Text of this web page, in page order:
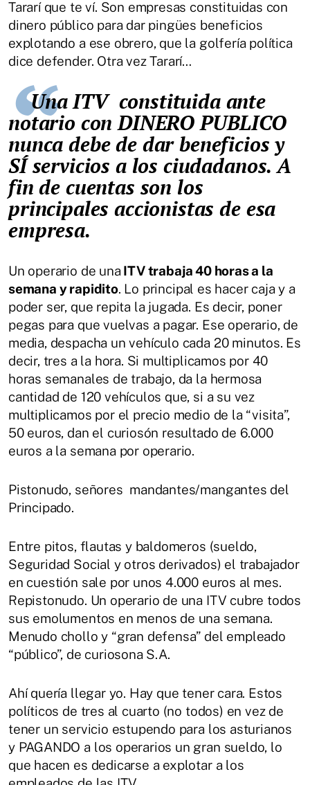
Tararí que te ví. Son empresas constituidas con
dinero público para dar pingües beneficios
explotando a ese obrero, que la golfería política
dice defender. Otra vez Tararí…
Una ITV constituida ante
notario con DINERO PUBLICO
nunca debe de dar beneficios y
SÍ servicios a los ciudadanos. A
fin de cuentas son los
principales accionistas de esa
empresa.
Un operario de una ITV trabaja 40 horas a la
semana y rapidito. Lo principal es hacer caja y a
poder ser, que repita la jugada. Es decir, poner
pegas para que vuelvas a pagar. Ese operario, de
media, despacha un vehículo cada 20 minutos. Es
decir, tres a la hora. Si multiplicamos por 40
horas semanales de trabajo, da la hermosa
cantidad de 120 vehículos que, si a su vez
multiplicamos por el precio medio de la “visita”,
50 euros, dan el curiosón resultado de 6.000
euros a la semana por operario.
Pistonudo, señores mandantes/mangantes del
Principado.
Entre pitos, flautas y baldomeros (sueldo,
Seguridad Social y otros derivados) el trabajador
en cuestión sale por unos 4.000 euros al mes.
Repistonudo. Un operario de una ITV cubre todos
sus emolumentos en menos de una semana.
Menudo chollo y “gran defensa” del empleado
“público”, de curiosona S.A.
Ahí quería llegar yo. Hay que tener cara. Estos
políticos de tres al cuarto (no todos) en vez de
tener un servicio estupendo para los asturianos
y PAGANDO a los operarios un gran sueldo, lo
que hacen es dedicarse a explotar a los